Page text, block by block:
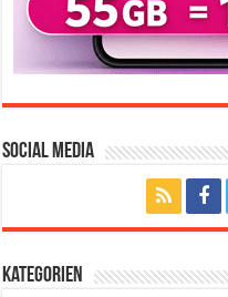
Social Media
Kategorien